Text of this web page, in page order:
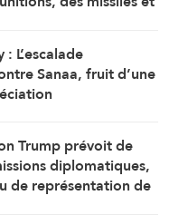
L’escalade
Sanaa, fruit d’une
Trump prévoit de
diplomatiques,
de représentation de